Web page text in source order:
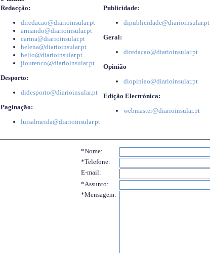
Redacção:
diredacao@diarioinsular.pt
armando@diarioinsular.pt
carina@diarioinsular.pt
helena@diarioinsular.pt
helio@diarioinsular.pt
jlourenco@diarioinsular.pt
Desporto:
didesporto@diarioinsular.pt
Paginação:
luisalmeida@diarioinsular.pt
Publicidade:
dipublicidade@diarioinsular.pt
Geral:
diredacao@diarioinsular.pt
Opinião
diopiniao@diarioinsular.pt
Edição Electrónica:
webmaster@diarioinsular.pt
*Nome:
*Telefone:
E-mail:
*Assunto:
*Mensagem: